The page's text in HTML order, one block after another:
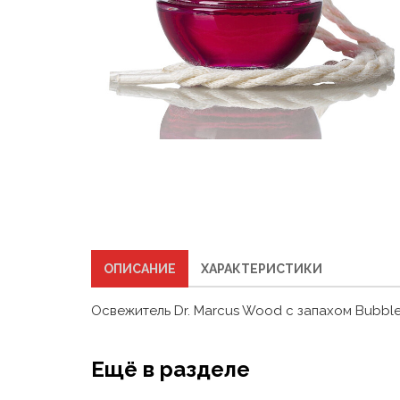
ОПИСАНИЕ ХАРАКТЕРИСТИКИ
Освежитель Dr. Marcus Wood с запахом
Ещё в разделе